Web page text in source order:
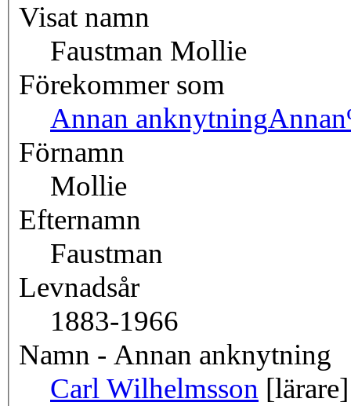
Visat namn
Faustman Mollie
Förekommer som
Annan anknytning
Förnamn
Mollie
Efternamn
Faustman
Levnadsår
1883-1966
Namn - Annan anknytning
Carl Wilhelmsson [lärare]